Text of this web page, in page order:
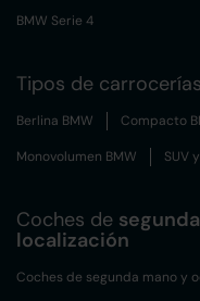
BMW Serie 4
Tipos de
Berlina BMW Compacto
Monovolumen BMW SUV
Coches de
localización
Coches de segunda mano y